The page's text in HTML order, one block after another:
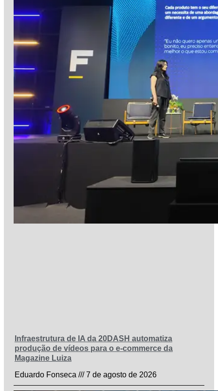
Infraestrutura de IA da 20DASH automatiza
produção de vídeos para o e-commerce da
Magazine Luiza
Eduardo Fonseca
7 de agosto de 2026